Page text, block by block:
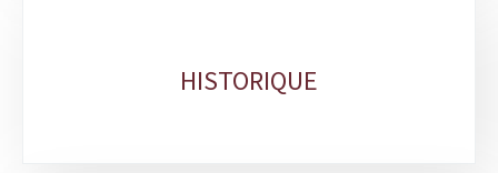
HISTORIQUE